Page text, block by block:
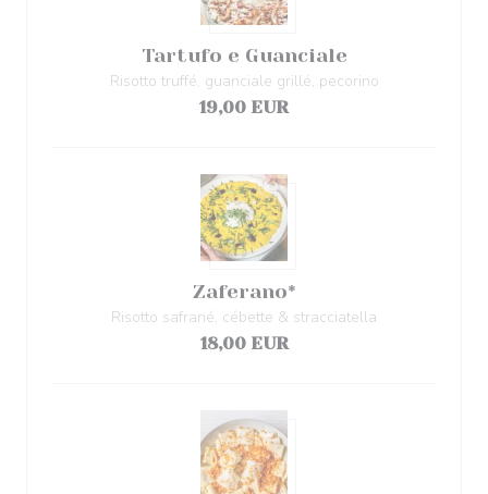
Tartufo e Guanciale
Risotto truffé, guanciale grillé, pecorino
19,00 EUR
Zaferano*
Risotto safrané, cébette & stracciatella
18,00 EUR